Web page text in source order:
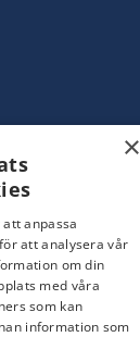
08
×
anpassa
att analysera vår
om din
med våra
som kan
information som